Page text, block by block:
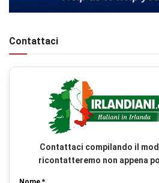
Contattaci
Contattaci compilando il
ricontatteremo non appena